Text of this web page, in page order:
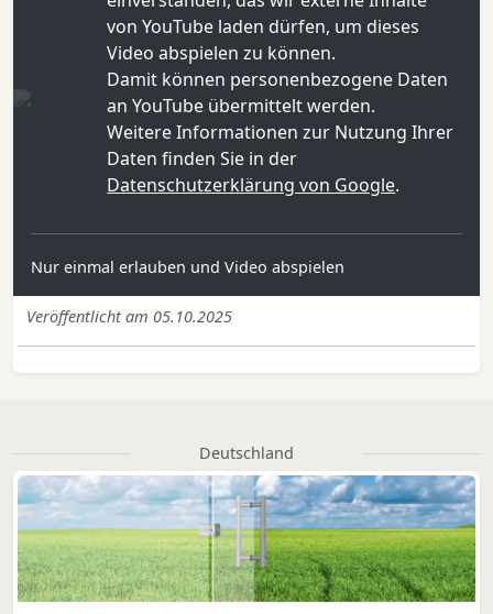
von YouTube laden dürfen, um dieses
Video abspielen zu können.
Damit können personenbezogene Daten
an YouTube übermittelt werden.
Weitere Informationen zur Nutzung Ihrer
Daten finden Sie in der
Datenschutzerklärung von Google.
Nur einmal erlauben und Video abspielen
Veröffentlicht am 05.10.2025
Deutschland